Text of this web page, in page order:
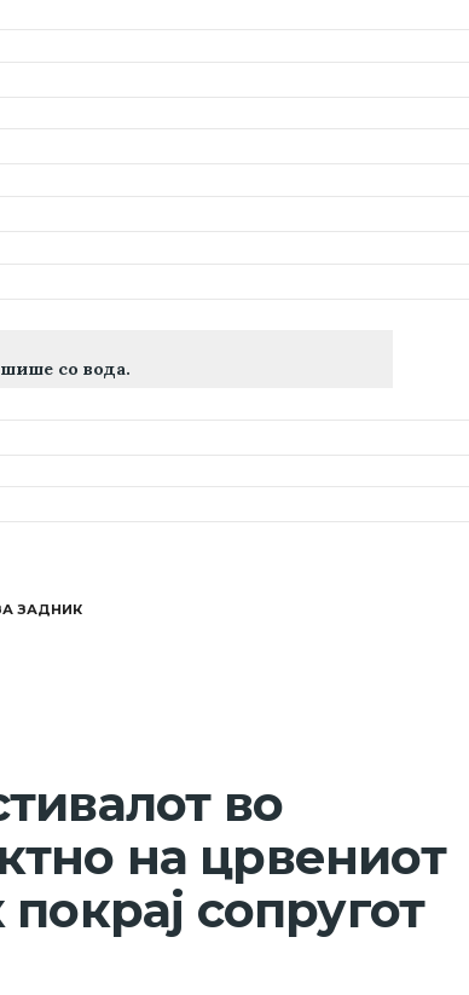
со вода.
ЗАДНИК
во
на црвениот
сопругот